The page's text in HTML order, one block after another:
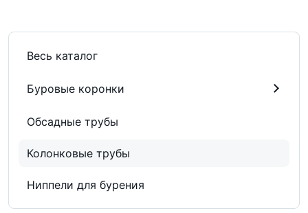
Весь каталог
Буровые коронки
Обсадные трубы
Колонковые трубы
Ниппели для бурения